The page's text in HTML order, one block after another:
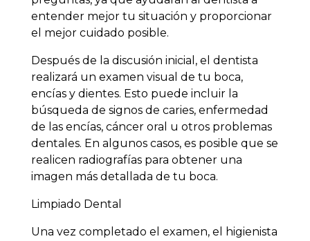
entender mejor tu situación y proporcionar
el mejor cuidado posible.
Después de la discusión inicial, el dentista
realizará un examen visual de tu boca,
encías y dientes. Esto puede incluir la
búsqueda de signos de caries, enfermedad
de las encías, cáncer oral u otros problemas
dentales. En algunos casos, es posible que se
realicen radiografías para obtener una
imagen más detallada de tu boca.
Limpiado Dental
Una vez completado el examen, el higienista